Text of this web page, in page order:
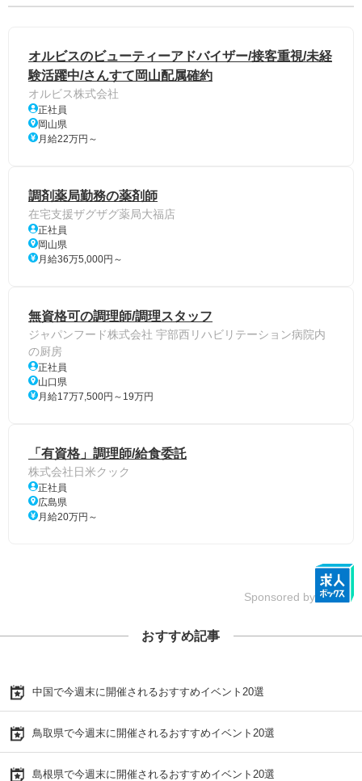
オルビスのビューティーアドバイザー/接客重視/未経
験活躍中/さんすて岡山配属確約
オルビス株式会社
正社員
岡山県
月給22万円～
調剤薬局勤務の薬剤師
在宅支援ザグザグ薬局大福店
正社員
岡山県
月給36万5,000円～
無資格可の調理師/調理スタッフ
ジャパンフード株式会社 宇部西リハビリテーション病院内
の厨房
正社員
山口県
月給17万7,500円～19万円
「有資格」調理師/給食委託
株式会社日米クック
正社員
広島県
月給20万円～
Sponsored by
おすすめ記事
中国で今週末に開催されるおすすめイベント20選
鳥取県で今週末に開催されるおすすめイベント20選
島根県で今週末に開催されるおすすめイベント20選